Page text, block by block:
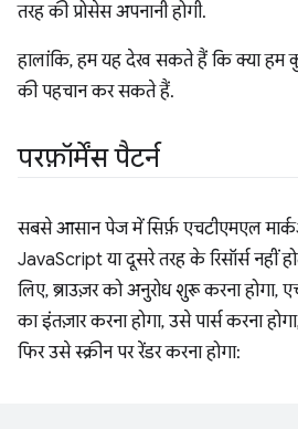
तरह की प्रोसेस अपनानी होगी.
हालांकि, हम यह देख सकते हैं कि क्या हम
की पहचान कर सकते हैं.
परफ़ॉर्मेंस पैटर्न
सबसे आसान पेज में सिर्फ़ एचटीएमएल
JavaScript या दूसरे तरह के रिसॉर्स नहीं
लिए, ब्राउज़र को अनुरोध शुरू करना
का इंतज़ार करना होगा, उसे पार्स करना
फिर उसे स्क्रीन पर रेंडर करना होगा: